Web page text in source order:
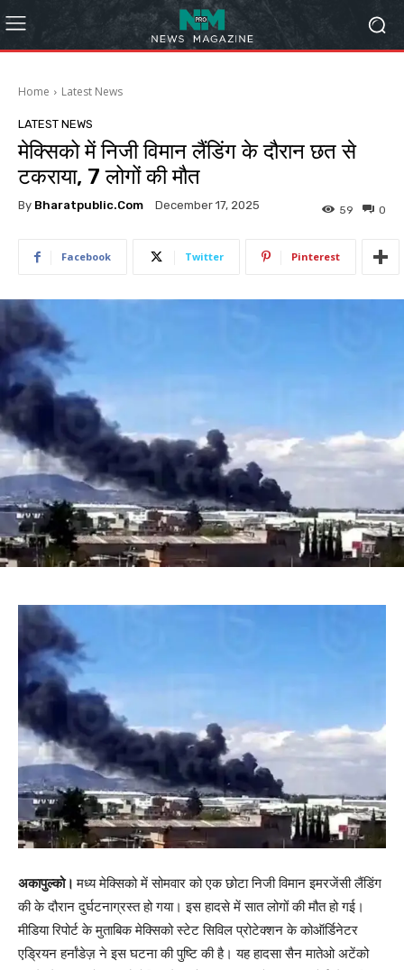
Home Latest News
LATEST NEWS
मेक्सिको में निजी विमान लैंडिंग के दौरान छत से
टकराया, 7 लोगों की मौत
By Bharatpublic.com December 17, 2025 0
59
Facebook Twitter Pinterest
अकापुल्को।मध्य मेक्सिको में सोमवार को एक छोटा निजी विमान इमरजेंसी लैंडिंग
की के दौरान दुर्घटनाग्रस्त हो गया। इस हादसे में सात लोगों की मौत हो गई।
मीडिया रिपोर्ट के मुताबिक मेक्सिको स्टेट सिविल प्रोटेक्शन के कोऑर्डिनेटर
एड्रियन हर्नांडेज़ ने इस घटना की पुष्टि की है। यह हादसा सैन मातेओ अटेंको